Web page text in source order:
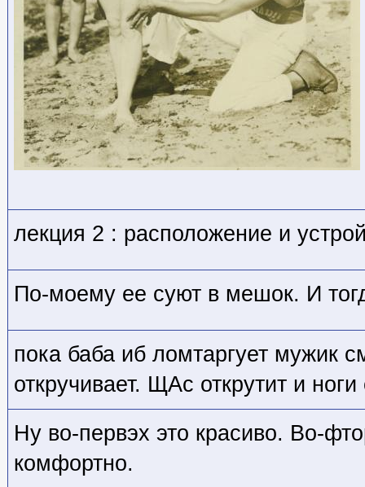
лекция 2 : расположение и
По-моему ее суют в мешок. И
пока баба иб ломтаргует мужик
откручивает. ЩАс открутит и
Ну во-первэх это красиво. Во-
комфортно.